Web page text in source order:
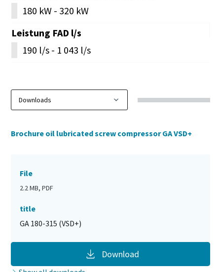
180 kW - 320 kW
Leistung FAD l/s
190 l/s - 1 043 l/s
Brochure oil lubricated screw compressor GA VSD+
File
2.2 MB, PDF
title
GA 180-315 (VSD+)
Download